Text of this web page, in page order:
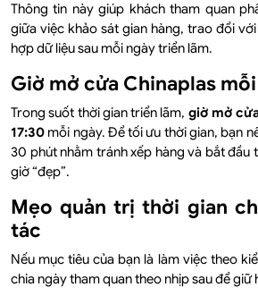
Thông tin này giúp khách tham quan
giữa việc khảo sát gian hàng, trao đổi
hợp dữ liệu sau mỗi ngày triển lãm.
Giờ mở cửa Chinaplas
Trong suốt thời gian triển lãm, giờ mở
17:30 mỗi ngày. Để tối ưu thời gian, bạn
30 phút nhằm tránh xếp hàng và bắt đầu
giờ “đẹp”.
Mẹo quản trị thời gian
tác
Nếu mục tiêu của bạn là làm việc theo
chia ngày tham quan theo nhịp sau để giữ